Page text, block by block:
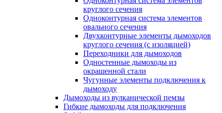
круглого сечения
Одноконтурная система элементов
овального сечения
Двухконтурные элементы дымоходов
круглого сечения (с изоляцией)
Переходники для дымоходов
Одностенные дымоходы из
окрашенной стали
Чугунные элементы подключения к
дымоходу
Дымоходы из вулканической пемзы
Гибкие дымоходы для подключения